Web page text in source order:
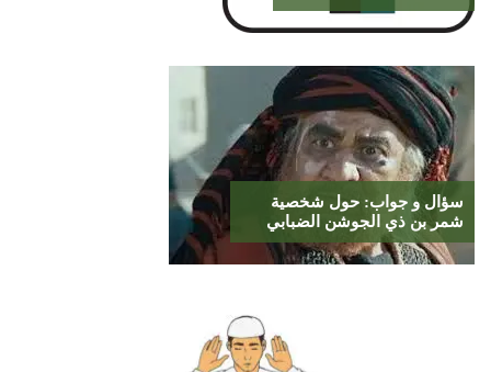
سؤال و جواب: حول شخصية
شمر بن ذي الجوشن الضبابي